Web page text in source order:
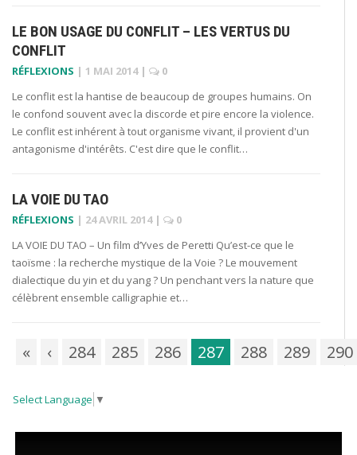
LE BON USAGE DU CONFLIT – LES VERTUS DU
CONFLIT
RÉFLEXIONS | 1 MAI 2014 |
0
Le conflit est la hantise de beaucoup de groupes humains. On
le confond souvent avec la discorde et pire encore la violence.
Le conflit est inhérent à tout organisme vivant, il provient d'un
antagonisme d'intérêts. C'est dire que le conflit…
LA VOIE DU TAO
RÉFLEXIONS | 24 AVRIL 2014 |
0
LA VOIE DU TAO – Un film d’Yves de Peretti Qu’est-ce que le
taoïsme : la recherche mystique de la Voie ? Le mouvement
dialectique du yin et du yang ? Un penchant vers la nature que
célèbrent ensemble calligraphie et…
« ‹ 284 285 286 287 288 289 290
Select Language ▼